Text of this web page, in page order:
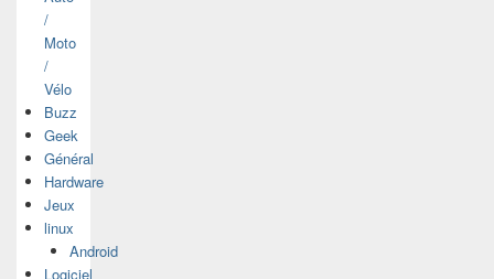
/
Moto
/
Vélo
Buzz
Geek
Général
Hardware
Jeux
linux
Android
Logiciel